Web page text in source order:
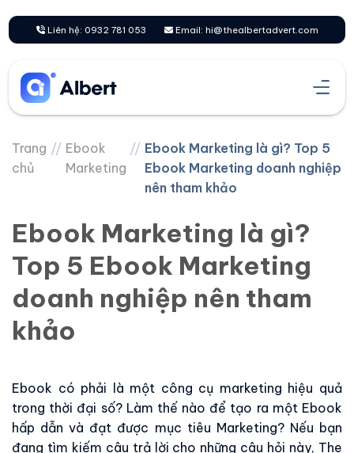
nội
dung
Liên hệ: 0932 781 053 Email: hi@thealbertadvert.com
Trang
chủ
// Ebook
Marketing
// Ebook Marketing là gì? Top 5
Ebook Marketing doanh nghiệp
nên tham khảo
Ebook Marketing là gì?
Top 5 Ebook Marketing
doanh nghiệp nên tham
khảo
Ebook có phải là một công cụ marketing hiệu quả
trong thời đại số? Làm thế nào để tạo ra một Ebook
hấp dẫn và đạt được mục tiêu Marketing? Nếu bạn
đang tìm kiếm câu trả lời cho những câu hỏi này, The